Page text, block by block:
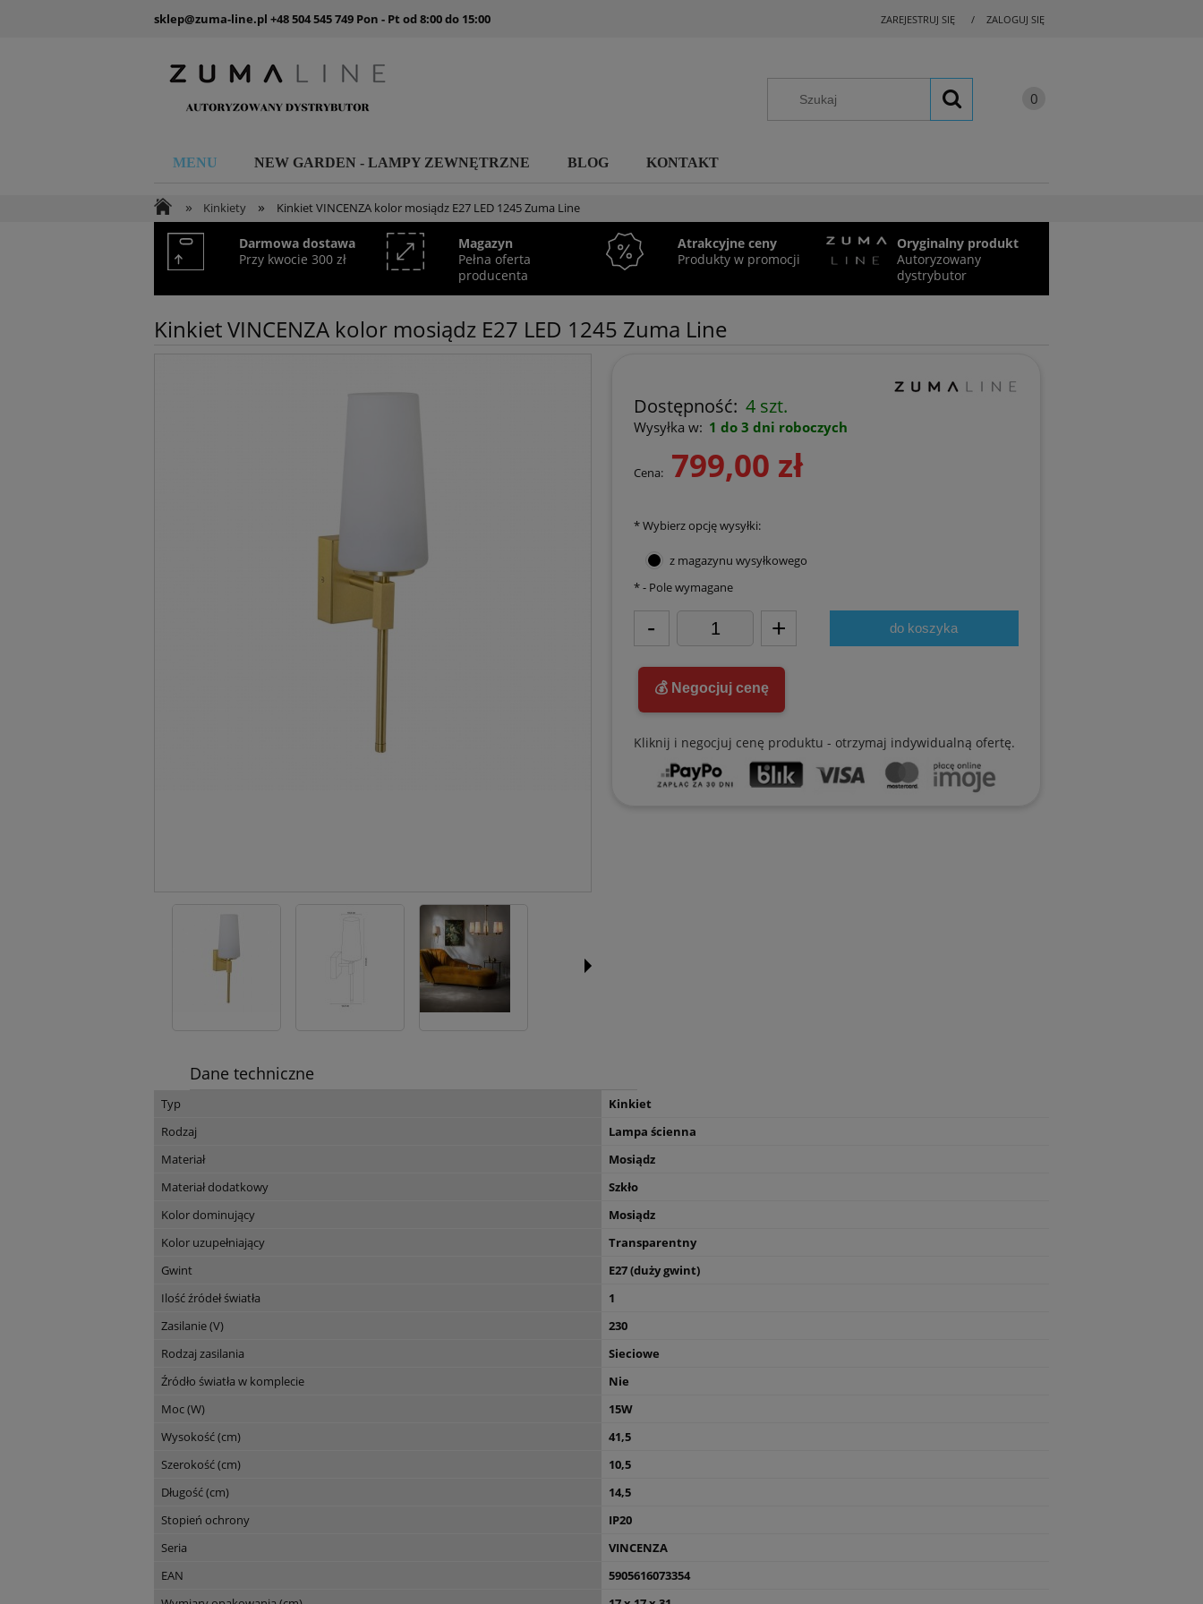
ZAREJESTRUJ SIĘ ZALOGUJ SIĘ
sklep@zuma-line.pl +48 504 545 749 Pon - Pt od 8:00 do 15:00
MENU NEW GARDEN - LAMPY ZEWNĘTRZNE BLOG KONTAKT
» Kinkiety » Kinkiet VINCENZA kolor mosiądz E27 LED 1245 Zuma Line
Darmowa dostawa
Przy kwocie 300 zł
Magazyn
Pełna oferta
producenta
Atrakcyjne ceny
Produkty w promocji
Oryginalny produkt
Autoryzowany
dystrybutor
Kinkiet VINCENZA kolor mosiądz E27 LED 1245 Zuma Line
Dostępność: 4 szt.
Wysyłka w: 1 do 3 dni roboczych
Cena: 799,00 zł
*Wybierz opcję wysyłki:
z magazynu wysyłkowego
- + do koszyka
*- Pole wymagane
💰 Negocjuj cenę
Kliknij i negocjuj cenę produktu - otrzymaj indywidualną ofertę.
Dane techniczne
Typ
Kinkiet
Rodzaj
Lampa ścienna
Materiał
Mosiądz
Materiał dodatkowy
Szkło
Kolor dominujący
Mosiądz
Kolor uzupełniający
Transparentny
Gwint
E27 (duży gwint)
Ilość źródeł światła
1
Zasilanie (V)
230
Rodzaj zasilania
Sieciowe
Źródło światła w komplecie
Nie
Moc (W)
15W
Wysokość (cm)
41,5
Szerokość (cm)
10,5
Długość (cm)
14,5
Stopień ochrony
IP20
Seria
VINCENZA
EAN
5905616073354